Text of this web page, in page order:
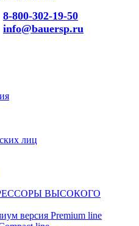
8-800-302-19-50
info@bauersp.ru
лиц
ВЫСОКОГО
версия Premium line